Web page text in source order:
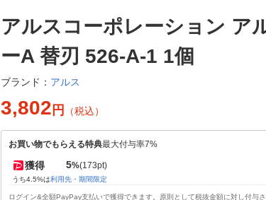
アルスコーポレーション ア
ーA 替刃 526-A-1 1個
ブランド： アルス
3,802 円 （税込）
お買い物でもらえる特典最大付与率7%
獲得 5%(173pt)
うち4.5%は利用先・期間限定
ログイン&全額PayPay支払いで獲得できます。原則として税抜金額に対し付与